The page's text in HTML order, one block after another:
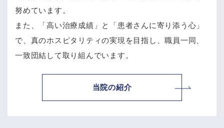
努めています。
また、「高い治療成績」と「患者さんに寄り添う心」
で、 真のホスピタリティの実現を目指し、職員一同、
一致団結して取り組んでいます。
当院の紹介